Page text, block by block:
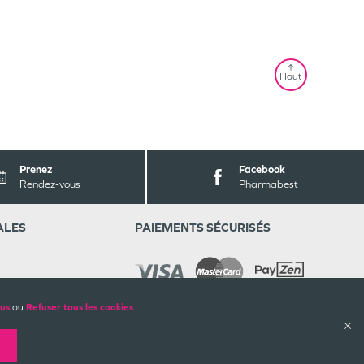
ou Refuser tous les cookies
Haut
Prenez
Rendez-vous
Facebook
Pharmabest
PAIEMENTS SÉCURISÉS